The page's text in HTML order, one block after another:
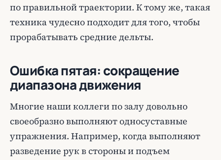
по правильной траектории. К тому же, такая
техника чудесно подходит для того, чтобы
прорабатывать средние дельты.
Ошибка пятая: сокращение
диапазона движения
Многие наши коллеги по залу довольно
своеобразно выполняют односуставные
упражнения. Например, когда выполняют
разведение рук в стороны и подъем